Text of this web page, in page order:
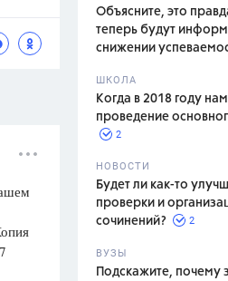
Объясните, это
теперь будут
снижении
ШКОЛА
Когда в 2018 году
проведение
2
НОВОСТИ
Будет ли как-то
проверки и
сочинений?
2
ВУЗЫ
Подскажите, почему